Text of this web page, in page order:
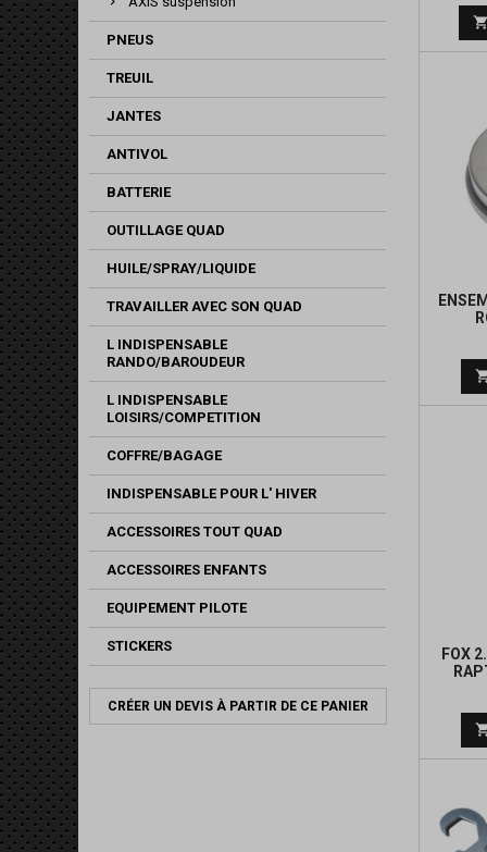
PNEUS
TREUIL
JANTES
ANTIVOL
BATTERIE
OUTILLAGE QUAD
HUILE/SPRAY/LIQUIDE
TRAVAILLER AVEC SON QUAD
L INDISPENSABLE
RANDO/BAROUDEUR
L INDISPENSABLE
LOISIRS/COMPETITION
COFFRE/BAGAGE
INDISPENSABLE POUR L' HIVER
ACCESSOIRES TOUT QUAD
ACCESSOIRES ENFANTS
EQUIPEMENT PILOTE
STICKERS
CRÉER UN DEVIS À PARTIR DE CE PANIER
FOX